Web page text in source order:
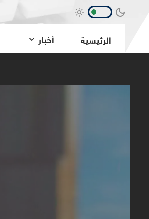
الرئيسية أخبار